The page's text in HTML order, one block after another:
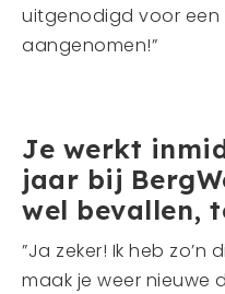
uitgenodigd voor een
aangenomen!”
Je werkt
jaar bij
wel bevallen,
”Ja zeker! Ik heb zo’n
maak je weer nieuwe